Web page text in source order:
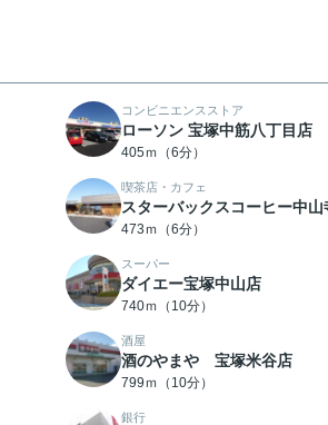
コンビニエンスストア
ローソン 宝塚中筋八丁目店
405ｍ（6分）
喫茶店・カフェ
スターバックスコーヒー中山
473ｍ（6分）
スーパー
ダイエー宝塚中山店
740ｍ（10分）
酒屋
酒のやまや 宝塚米谷店
799ｍ（10分）
銀行